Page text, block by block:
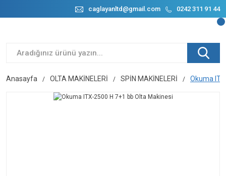
caglayanltd@gmail.com 0242 311 91 44
Anasayfa OLTA MAKİNELERİ SPİN MAKİNELERİ Okuma